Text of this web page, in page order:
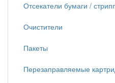
Отсекатели бумаги /
Очистители
Пакеты
Перезаправляемые